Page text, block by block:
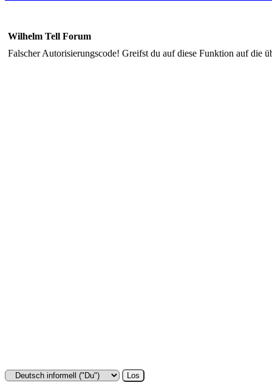
Wilhelm Tell Forum
Falscher Autorisierungscode! Greifst du auf diese Funktion auf die